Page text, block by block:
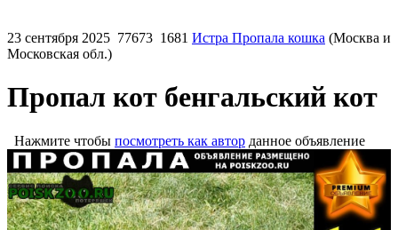
23 сентября 2025 77673 1681 Истра Пропала кошка (Москва и
Московская обл.)
Пропал кот бенгальский кот
Нажмите чтобы посмотреть как автор данное объявление